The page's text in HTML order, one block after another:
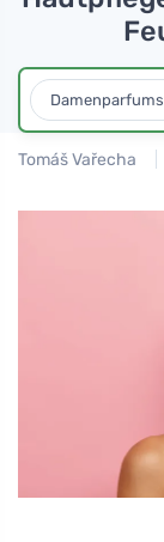
Damenparfums
Tomáš Vařecha